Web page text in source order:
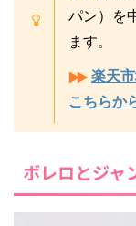
パン）を
ます。
楽天
こちらか
ボレロとジャ